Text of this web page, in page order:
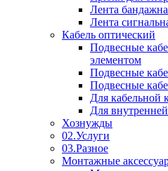
Лента
Лента
Кабель оптический
Подвесные
элементом
Подвесные
Подвесные
Для кабельной
Для
Хознужды
02.Услуги
03.Разное
Монтажные